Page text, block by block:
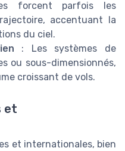
forcent parfois les
accentuant la
du ciel.
: Les systèmes de
ou sous-dimensionnés,
croissant de vols.
et
et internationales, bien